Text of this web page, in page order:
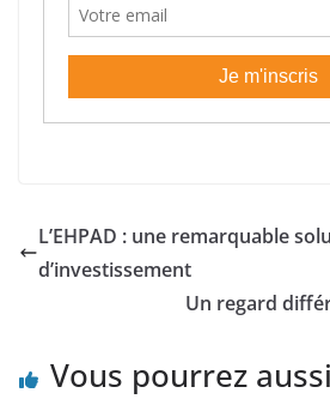
L’EHPAD : une remarquable
d’investissement
Un regard
Vous pourrez